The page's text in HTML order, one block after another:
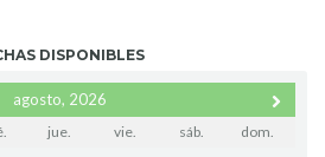
DISPONIBLES
agosto, 2026
jue. vie. sáb. dom.